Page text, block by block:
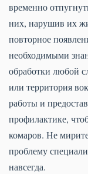
временно
них, нарушив их
повторное
необходимыми
обработки любой
или территория
работы и
профилактике,
комаров. Не
проблему
навсегда.